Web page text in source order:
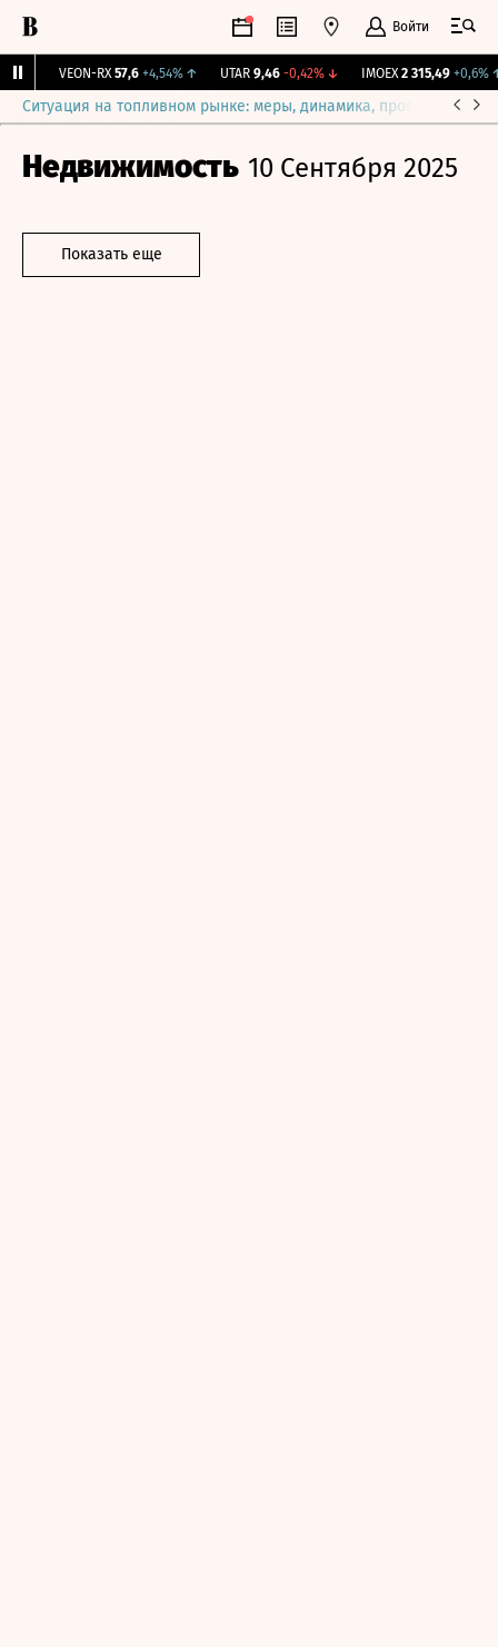
Войти
VEON-RX 57,6 +4,54%↑ UTAR 9,46 -0,42%↓ IMOEX 2 315,49 +0,6%↑
Ситуация на топливном рынке: меры, динамика, прогнозы
Недвижимость 10 Сентября 2025
Показать еще